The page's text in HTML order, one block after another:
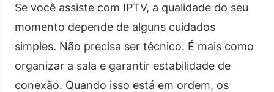
Se você assiste com IPTV, a qualidade do seu
momento depende de alguns cuidados
simples. Não precisa ser técnico. É mais como
organizar a sala e garantir estabilidade de
conexão. Quando isso está em ordem, os